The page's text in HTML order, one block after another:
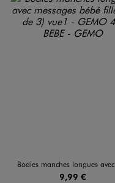
Bodies manches longues avec messages bébé fille (lot de 3)
9,99 €